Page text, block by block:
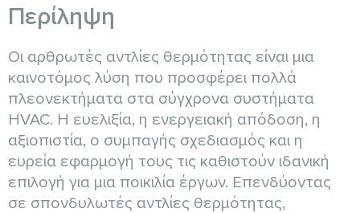
Περίληψη
Οι αρθρωτές αντλίες θερμότητας είναι μια
καινοτόμος λύση που προσφέρει πολλά
πλεονεκτήματα στα σύγχρονα συστήματα
HVAC. Η ευελιξία, η ενεργειακή απόδοση, η
αξιοπιστία, ο συμπαγής σχεδιασμός και η
ευρεία εφαρμογή τους τις καθιστούν ιδανική
επιλογή για μια ποικιλία έργων. Επενδύοντας
σε σπονδυλωτές αντλίες θερμότητας,